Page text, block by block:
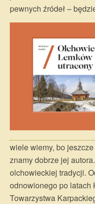
pewnych źródeł –
wiele wiemy, bo
znamy dobrze jej autora.
olchowieckiej tradycji.
odnowionego po latach
Towarzystwa